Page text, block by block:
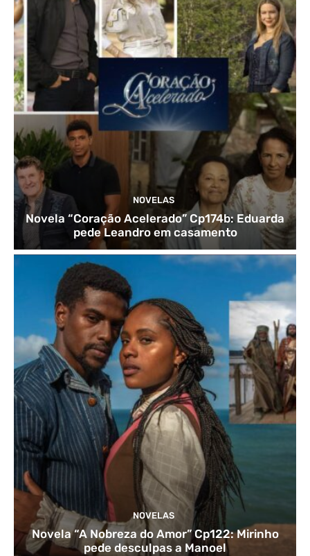
NOVELAS
Novela “Coração Acelerado” Cp174b: Eduarda
pede Leandro em casamento
NOVELAS
Novela “A Nobreza do Amor” Cp122: Mirinho
pede desculpas a Manoel